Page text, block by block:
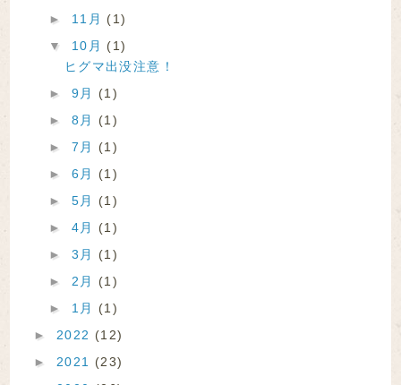
► 11月 (1)
▼ 10月 (1)
ヒグマ出没注意！
► 9月 (1)
► 8月 (1)
► 7月 (1)
► 6月 (1)
► 5月 (1)
► 4月 (1)
► 3月 (1)
► 2月 (1)
► 1月 (1)
► 2022 (12)
► 2021 (23)